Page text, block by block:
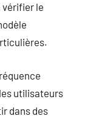
le
utilisateurs
dans des